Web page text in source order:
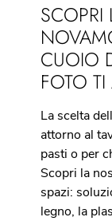
SCOPRI
CUOIO
FOTO TI
La scelta
attorno al
pasti o per
Scopri la
spazi:
legno, la